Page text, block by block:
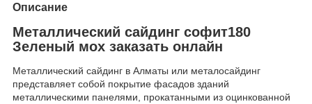
Описание
Металлический сайдинг софит180
Зеленый мох заказать онлайн
Металлический сайдинг в Алматы или металосайдинг
представляет собой покрытие фасадов зданий
металлическими панелями, прокатанными из оцинкованной